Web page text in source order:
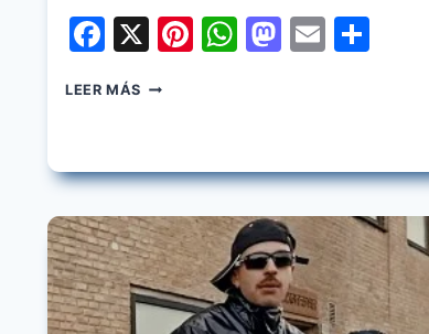
Facebook
X Pinterest
WhatsApp
Mastodon
Email
LEER MÁS WOS